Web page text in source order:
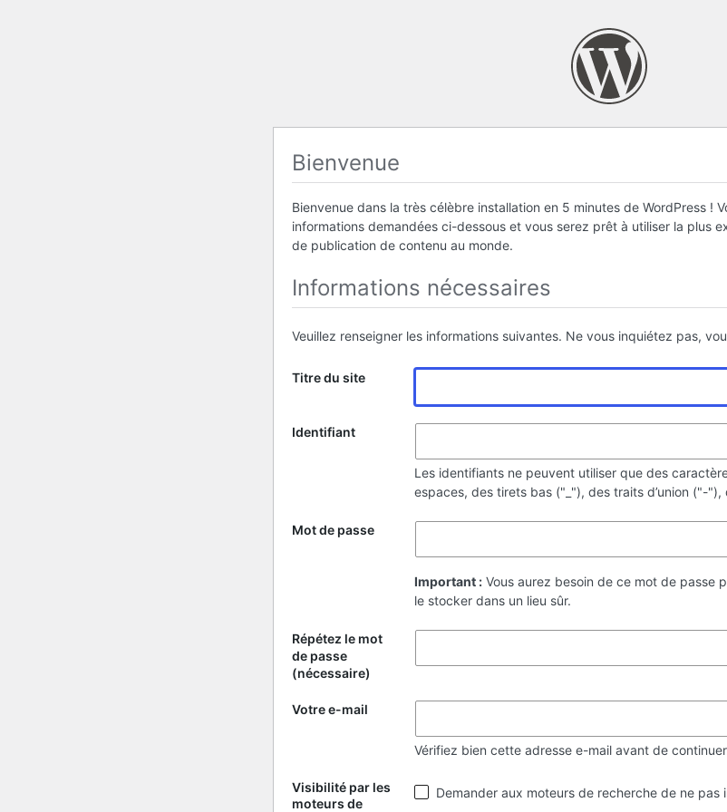
Bienvenue
Bienvenue dans la très célèbre installation en 5 minutes de WordPress !
informations demandées ci-dessous et vous serez prêt à utiliser la plus
de publication de contenu au monde.
Informations nécessaires
Veuillez renseigner les informations suivantes. Ne vous inquiétez pas,
Titre du site
Identifiant
Les identifiants ne peuvent utiliser que des
espaces, des tirets bas ("_"), des traits d’union ("-
Mot de passe
Important : Vous aurez besoin de ce mot de passe
le stocker dans un lieu sûr.
Répétez le mot
de passe
(nécessaire)
Votre e-mail
Vérifiez bien cette adresse e-mail avant de
Visibilité par les
moteurs de
Visibilité
par
Demander aux moteurs de recherche de ne pas